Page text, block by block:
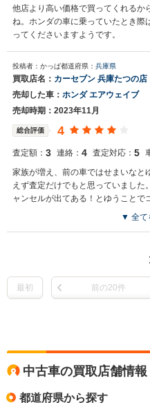
他店より高い価格で買ってくれるか
ね。ホンダの車に乗っていたとき際
ってくださいますようです。
投稿者：かっぱ都道府県： 兵庫県
買取店名： カーセブン 兵庫たつの店
売却した車： ホンダ エアウェイブ
売却時期：2023年11月
総合評価 4
査定額： 3 連絡： 4 査定対応： 5
家族が増え、前の車ではせまいなと
えず査定だけでもと思っていまし
ャンセルが出てある！とゆうこと
舗と大差なかったし、店長さんの人
▼ 全て
最初 前の20件
中古車の買取店舗情報
都道府県から探す